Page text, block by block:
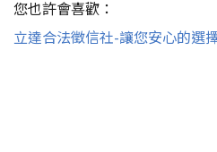
您也許會喜歡：
立達合法徵信社-讓您安心的選